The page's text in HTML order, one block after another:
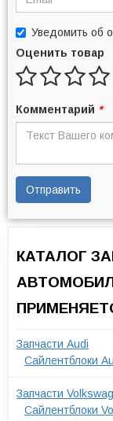
Уведомить об
Оценить товар
Комментарий *
Отправить
КАТАЛОГ
Запчасти Audi
Сайлентблоки
Запчасти
Сайлентблоки